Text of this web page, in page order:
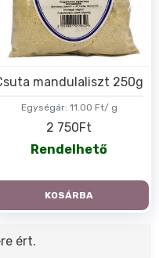
Egységár: 11.00 Ft/ g
mandulaliszt 250g
2 750Ft
Rendelhető
KOSÁRBA
ért.